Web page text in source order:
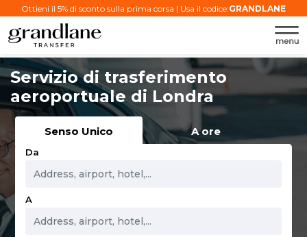
Ottieni il 5% di sconto sulla prima corsa | Usa il codice:GRANDLANE
Servizio di trasferimento
aeroportuale di Londra
Senso Unico A ore
Da
A